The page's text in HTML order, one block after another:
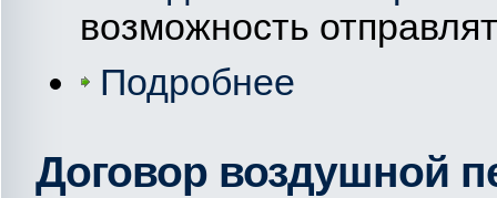
возможность
Подробнее
Договор воздушной